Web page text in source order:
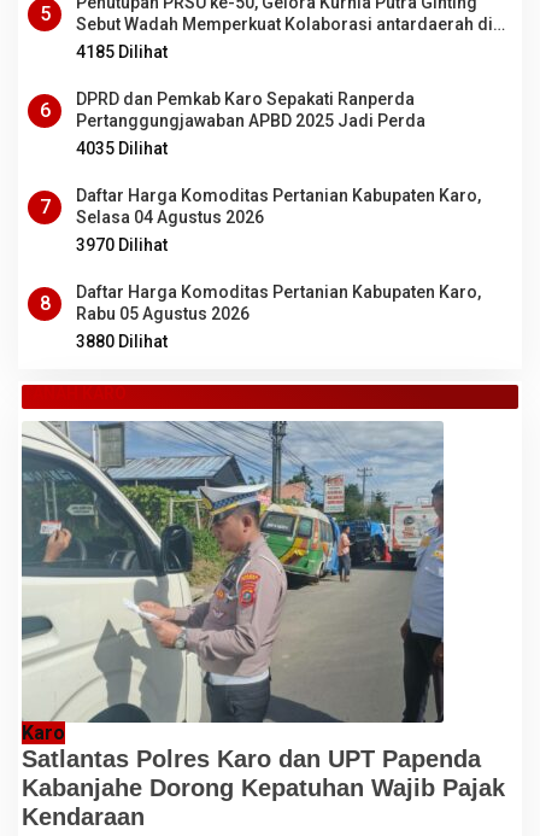
5
Sebut Wadah Memperkuat Kolaborasi antardaerah di
Sumut
4185 Dilihat
6
DPRD dan Pemkab Karo Sepakati Ranperda
Pertanggungjawaban APBD 2025 Jadi Perda
4035 Dilihat
7
Daftar Harga Komoditas Pertanian Kabupaten Karo,
Selasa 04 Agustus 2026
3970 Dilihat
8
Daftar Harga Komoditas Pertanian Kabupaten Karo,
Rabu 05 Agustus 2026
3880 Dilihat
TANAH KARO
Karo
Satlantas Polres Karo dan UPT Papenda
Kabanjahe Dorong Kepatuhan Wajib Pajak
Kendaraan